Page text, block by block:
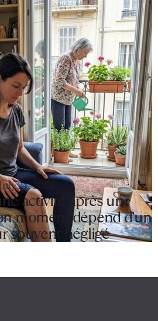
24, 2026
activité après une
moment dépend d’un
souvent négligé